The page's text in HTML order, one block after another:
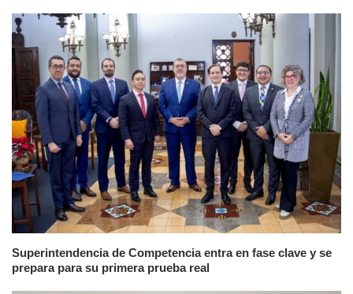
Superintendencia de Competencia entra en fase clave y se
prepara para su primera prueba real